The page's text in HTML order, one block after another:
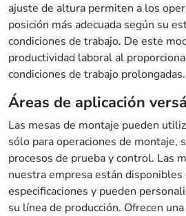
ajuste de altura permiten a los
posición más adecuada según su
condiciones de trabajo. De este
productividad laboral al
condiciones de trabajo prolongadas.
Áreas de aplicación
Las mesas de montaje pueden
sólo para operaciones de montaje,
procesos de prueba y control. Las
nuestra empresa están
especificaciones y pueden
su línea de producción. Ofrecen